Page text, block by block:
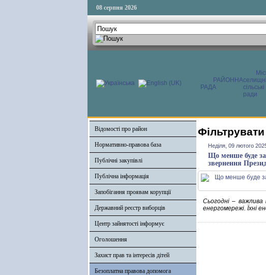
08 серпня 2026
РАЙОННА
РАДА
сільські
ради
Відомості про район
Нормативно-правова база
Публічні закупівлі
Публічна інформація
Запобігання проявам корупції
Державний реєстр виборців
Центр зайнятості інформує
Оголошення
Захист прав та інтересів дітей
Безоплатна правова допомога
Неділя, 09 лютого
Що менше буде
звернення
Сьогодні – важлива
енергомережі. Їхні